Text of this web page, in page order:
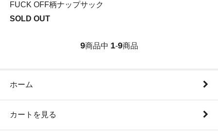
FUCK OFF柄ナップサック
SOLD OUT
9商品中 1-9商品
ホーム
カートを見る